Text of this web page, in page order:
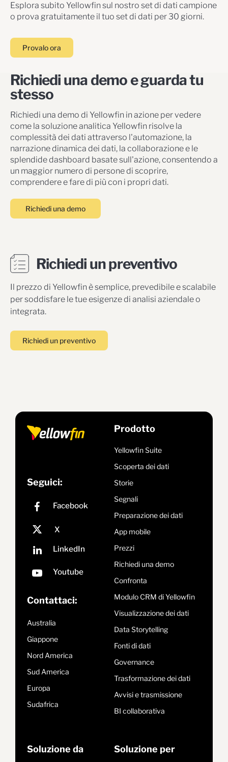
Esplora subito Yellowfin sul nostro set di dati campione
o prova gratuitamente il tuo set di dati per 30 giorni.
Provalo ora
Richiedi una demo e guarda tu
stesso
Richiedi una demo di Yellowfin in azione per vedere
come la soluzione analitica Yellowfin risolve la
complessità dei dati attraverso l'automazione, la
narrazione dinamica dei dati, la collaborazione e le
splendide dashboard basate sull'azione, consentendo a
un maggior numero di persone di scoprire,
comprendere e fare di più con i propri dati.
Richiedi una demo
Richiedi un preventivo
Il prezzo di Yellowfin è semplice, prevedibile e scalabile
per soddisfare le tue esigenze di analisi aziendale o
integrata.
Richiedi un preventivo
Seguici:
Contattaci:
Australia
Giappone
Nord America
Sud America
Europa
Sudafrica
Prodotto
Yellowfin Suite
Scoperta dei dati
Storie
Segnali
Preparazione dei dati
App mobile
Prezzi
Richiedi una demo
Confronta
Modulo CRM di Yellowfin
Visualizzazione dei dati
Data Storytelling
Fonti di dati
Governance
Trasformazione dei dati
Avvisi e trasmissione
BI collaborativa
Soluzione da Soluzione per